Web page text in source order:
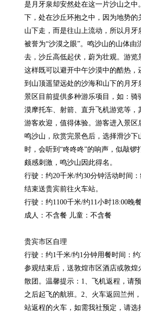
是月牙泉却安然处在这一片沙山之中
下，处在沙丘环抱之中，因为地势的
山下走，而是往山上流动，所以月牙
被誉为“沙漠之眼”。鸣沙山的山体由
去，沙丘高低起伏，蔚为壮观。游览
这样既可以避开中午沙漠中的酷热，
到山顶遥望远处的沙海和山下的月牙
景区目前提供多种游乐项目，如：骑
漠摩托车、射箭、直升飞机游览等，
游客欢迎，值得体验。游客进入景区
鸣沙山，欣赏完景色后，选择滑沙下
时，会听到“咚咚咚”的响声，似敲锣
颇感刺激，鸣沙山因此得名。
行驶：约20千米/约30分钟活动时间：
结束送贵宾前往火车站。
行驶：约1100千米/约11小时18:00晚餐
成人：不含餐 儿童：不含餐
贵宾市区自理
行驶：约1千米/约1分钟用餐时间：约
参观结束后，送敦煌市区酒店或敦煌
散团。温馨提示：1、飞机返程，请
之后起飞的航班。2、火车返回兰州
站返程的火车，如需我社预定，请选